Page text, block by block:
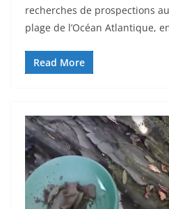
recherches de prospections
plage de l’Océan Atlantique,
Read More